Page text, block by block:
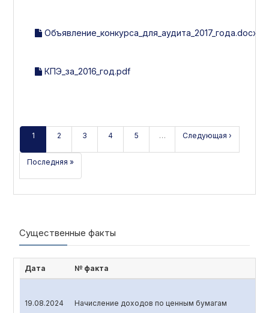
Объявление_конкурса_для_аудита_2017_года.docx
КПЭ_за_2016_год.pdf
1 2 3 4 5 … Следующая ›
Последняя »
Существенные факты
Дата № факта
19.08.2024 Начисление доходов по ценным бумагам